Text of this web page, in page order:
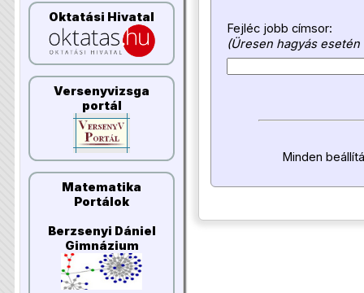
Oktatási Hivatal
Versenyvizsga
portál
Matematika
Portálok
Berzsenyi Dániel
Gimnázium
Fejléc jobb címsor:
(Üresen hagyás
Minden